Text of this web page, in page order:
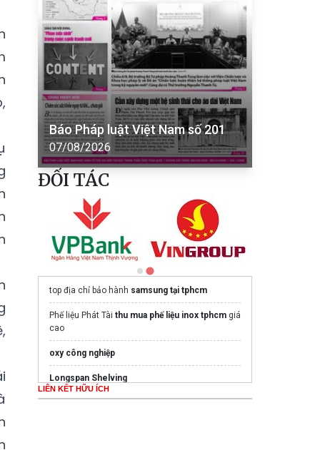
Báo Pháp luật Việt Nam số 201
07/08/2026
ĐỐI TÁC
top địa chỉ bảo hành samsung tại tphcm
Phế liệu Phát Tài thu mua phế liệu inox tphcm giá
cao
oxy công nghiệp
Longspan Shelving
LIÊN KẾT HỮU ÍCH